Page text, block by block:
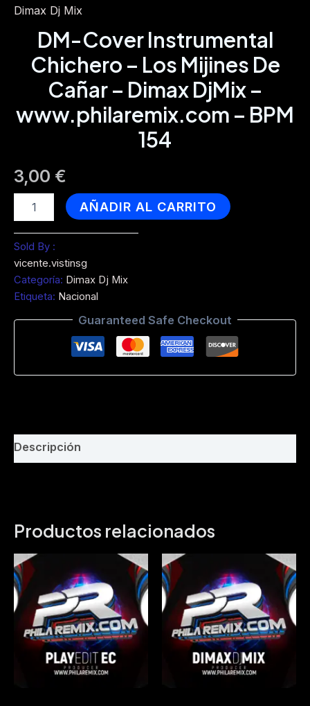
Dimax Dj Mix
DM-Cover Instrumental
Chichero – Los Mijines De
Cañar – Dimax DjMix –
www.philaremix.com – BPM
154
3,00 €
Cover
Chichero
Los
Mijines
De
-
www.philaremix.com
cantidad
AÑADIR AL CARRITO
Sold By :
vicente.vistinsg
Categoría: Dimax Dj Mix
Etiqueta: Nacional
Guaranteed Safe Checkout
Descripción
Productos relacionados